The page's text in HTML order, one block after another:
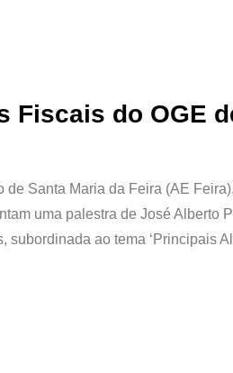
Fiscais do OGE
Santa Maria da Feira (AE
uma palestra de José Alberto
subordinada ao tema ‘Principais